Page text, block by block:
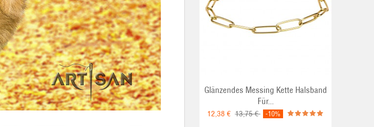
Glänzendes Messing Kette Halsband
Für...
12,38 € 13,75 € -10%